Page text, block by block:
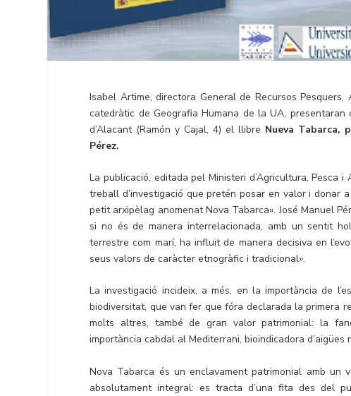
Isabel Artime, directora General de Recursos
catedràtic de Geografia Humana de la UA,
d’Alacant (Ramón y Cajal, 4) el llibre Nueva
Pérez.
La publicació, editada pel Ministeri d’Agricultura, Pesca
treball d’investigació que pretén posar en valor i donar
petit arxipèlag anomenat Nova Tabarca». José Manuel
si no és de manera interrelacionada, amb un sentit
terrestre com marí, ha influït de manera decisiva en
seus valors de caràcter etnogràfic i tradicional».
La investigació incideix, a més, en la importància de
biodiversitat, que van fer que fóra declarada la primera
molts altres, també de gran valor patrimonial: la
importància cabdal al Mediterrani, bioindicadora
Nova Tabarca és un enclavament patrimonial amb
absolutament integral: es tracta d’una fita des del